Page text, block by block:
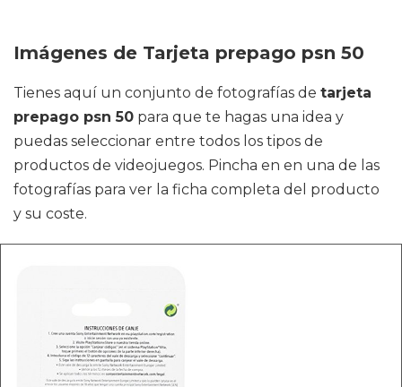
Imágenes de Tarjeta prepago psn 50
Tienes aquí un conjunto de fotografías de tarjeta
prepago psn 50 para que te hagas una idea y
puedas seleccionar entre todos los tipos de
productos de videojuegos. Pincha en en una de las
fotografías para ver la ficha completa del producto
y su coste.